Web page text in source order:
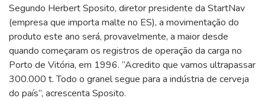
Segundo Herbert Sposito, diretor presidente da StartNav
(empresa que importa malte no ES), a movimentação do
produto este ano será, provavelmente, a maior desde
quando começaram os registros de operação da carga no
Porto de Vitória, em 1996. “Acredito que vamos ultrapassar
300.000 t. Todo o granel segue para a indústria de cerveja
do país”, acrescenta Sposito.